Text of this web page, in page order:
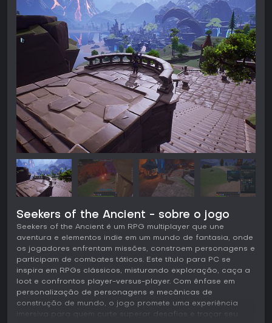
Seekers of the Ancient - sobre o jogo
Seekers of the Ancient é um RPG multiplayer que une
aventura e elementos indie em um mundo de fantasia, onde
os jogadores enfrentam missões, constroem personagens e
participam de combates táticos. Este título para PC se
inspira em RPGs clássicos, misturando exploração, caça a
loot e confrontos player-versus-player. Com ênfase em
personalização de personagens e mecânicas de
construção de mundo, o jogo promete uma experiência
imersiva para quem curte superar desafios e traçar seu